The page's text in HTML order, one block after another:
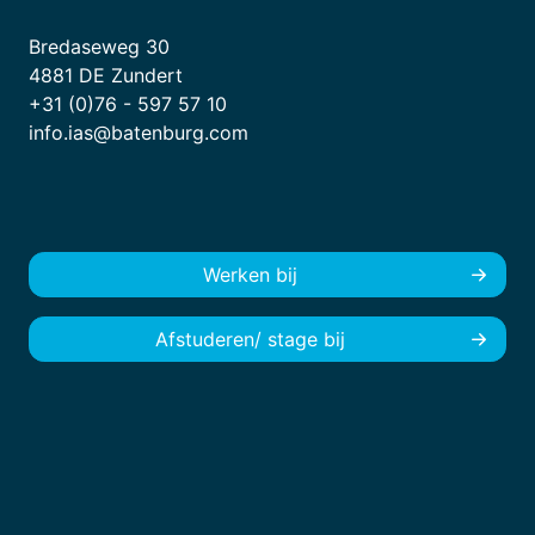
Bredaseweg 30
4881 DE Zundert
+31 (0)76 - 597 57 10
info.ias@batenburg.com
Werken bij
Afstuderen/ stage bij